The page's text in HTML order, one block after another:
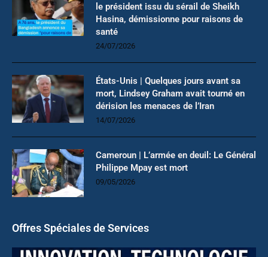
le président issu du sérail de Sheikh
Hasina, démissionne pour raisons de
santé
24/07/2026
États-Unis | Quelques jours avant sa
mort, Lindsey Graham avait tourné en
dérision les menaces de l’Iran
14/07/2026
Cameroun | L’armée en deuil: Le Général
Philippe Mpay est mort
09/05/2026
Offres Spéciales de Services